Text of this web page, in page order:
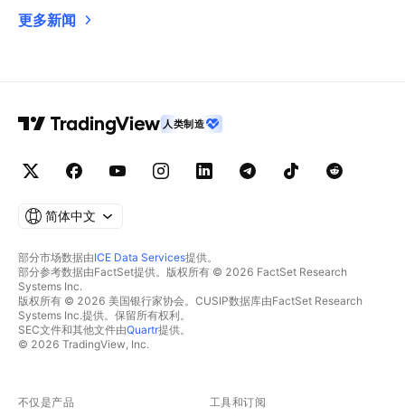
更多新闻
人类制造
简体中文
部分市场数据由ICE Data Services提供。
部分参考数据由FactSet提供。版权所有 © 2026 FactSet Research
Systems Inc.
版权所有 © 2026 美国银行家协会。CUSIP数据库由FactSet Research
Systems Inc.提供。保留所有权利。
SEC文件和其他文件由Quartr提供。
© 2026 TradingView, Inc.
不仅是产品 工具和订阅